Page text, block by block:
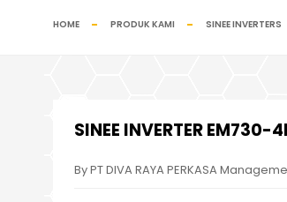
HOME PRODUK KAMI SINEE INVERTERS
SINEE INVERTER EM730-
By PT DIVA RAYA PERKASA